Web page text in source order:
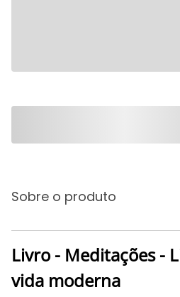
Sobre o produto
Livro - Meditações -
vida moderna